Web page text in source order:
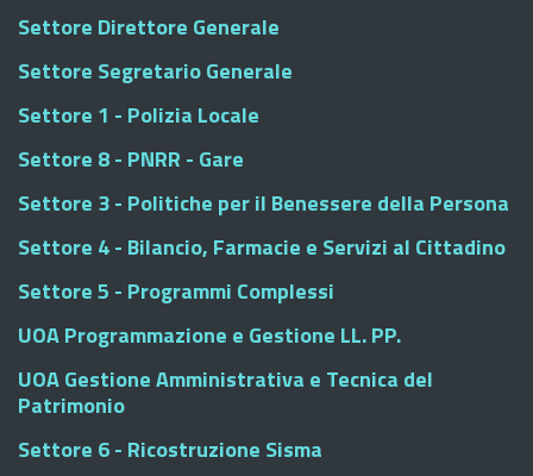
Settore Direttore Generale
Settore Segretario Generale
Settore 1 - Polizia Locale
Settore 8 - PNRR - Gare
Settore 3 - Politiche per il Benessere della Persona
Settore 4 - Bilancio, Farmacie e Servizi al Cittadino
Settore 5 - Programmi Complessi
UOA Programmazione e Gestione LL. PP.
UOA Gestione Amministrativa e Tecnica del
Patrimonio
Settore 6 - Ricostruzione Sisma